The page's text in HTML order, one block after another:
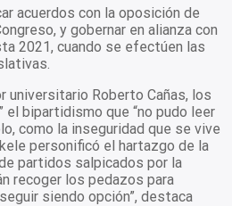
acuerdos con la oposición de
y gobernar en alianza con
2021, cuando se efectúen las
universitario Roberto Cañas, los
el bipartidismo que “no pudo leer
como la inseguridad que se vive
personificó el hartazgo de la
partidos salpicados por la
recoger los pedazos para
siendo opción”, destaca